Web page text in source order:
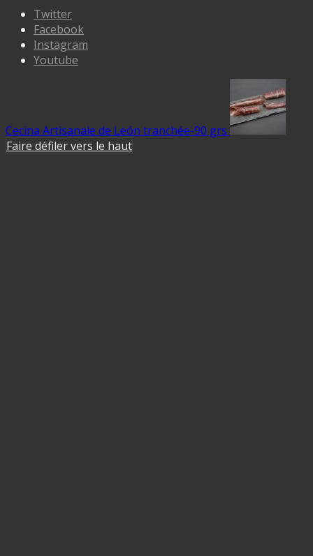
Twitter
Facebook
Instagram
Youtube
Cecina Artisanale de León tranchée-90 grs
Faire défiler vers le haut